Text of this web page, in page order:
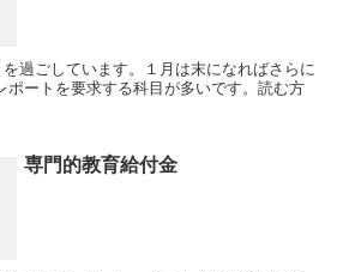
過ごしています。１月は末になればさらに
ポートを要求する科目が多いです。読む方
専門的教育給付金